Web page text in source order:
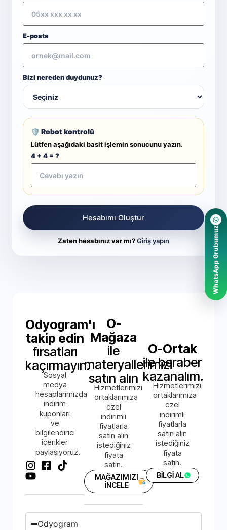
E-posta
Bizi nereden duydunuz?
🛡️ Robot kontrolü
Lütfen aşağıdaki basit işlemin sonucunu yazın.
4 + 4 = ?
Hesabımı Oluştur
Zaten hesabınız var mı?Giriş yapın
Odyogram'ı
takip edin
fırsatları
kaçırmayın.
Sosyal
medya
hesaplarımızda
indirim
kuponları
ve
bilgilendirici
içerikler
paylaşıyoruz.
O-
Mağaza
ile
materyallerimizi
satın alın
Hizmetlerimizi
ortaklarımıza
özel
indirimli
fiyatlarla
satın alın
istediğiniz
fiyata
satın.
MAĞAZIMIZI
İNCELE
O-Ortak
ile beraber
kazanalım.
Hizmetlerimizi
ortaklarımıza
özel
indirimli
fiyatlarla
satın alın
istediğiniz
fiyata
satın.
BİLGİ AL
Odyogram
WhatsApp Grubumuz